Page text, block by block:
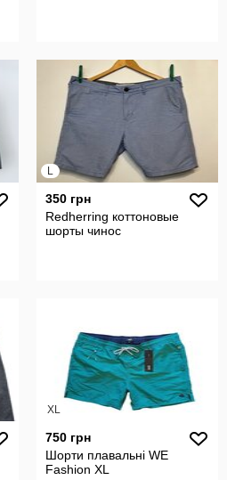
L
350 грн
Redherring коттоновые
шорты чинос
XL
750 грн
Шорти плавальні WE
Fashion XL